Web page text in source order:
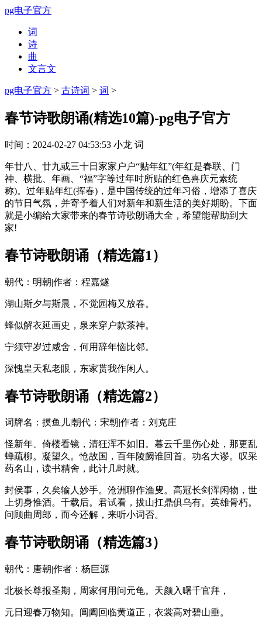
pg电子官方
词
诗
曲
文言文
pg电子官方 > 古诗词 > 词 >
春节诗歌朗诵(精选10篇)-pg电子官方
时间： 2024-02-27 04:53:53 小龙 词
年廿八、廿九或三十日家家户户“贴年红”(年红是春联、门
神、横批、年画、“福”字等过年时所贴的红色喜庆元素统
称)。过年贴年红(挥春)，是中国传统的过年习俗，增添了喜庆
的节日气氛，并寄予着人们对新年和新生活的美好期盼。下面
就是小编给大家带来的春节诗歌朗诵大全，希望能帮助到大
家!
春节诗歌朗诵（精选篇1）
朝代：明朝|作者：程嘉燧
湖山斯夕与斯晨，不觉园梅又放春。
蜂似解衣延画史，泉来穿户款茶神。
宁须守岁过咸舍，何用辞年恼比邻。
深愧皇天私老眼，东家贳我作闲人。
春节诗歌朗诵（精选篇2）
词牌名：摸鱼儿|朝代：宋朝|作者：刘克庄
怪新年、倚楼看镜，清狂浑不如旧。暮云千里伤心处，那更乱
蝉疏柳。凝望久。怆故国，百年陵阙谁回首。功名大谬。叹采
药名山，读书精舍，此计几时就。
封侯事，久矣输人妙手。沧洲聊作渔叟。高冠长剑浑闲物，世
上切身惟酒。千载后。君试看，拔山扛鼎俱乌有。英雄骨朽。
问顾曲周郎，而今还解，来听小词否。
春节诗歌朗诵（精选篇3）
朝代：唐朝|作者：杨巨源
北极长尊报圣期，周家何用问元龟。天颜入曙千官拜，
元日迎春万物知。阊阖回临黄道正，衣裳高对碧山垂。